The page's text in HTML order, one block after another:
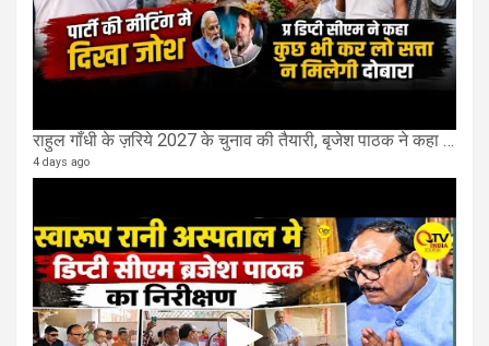
राहुल गाँधी के ज़रिये 2027 के चुनाव की तैयारी, बृजेश पाठक ने कहा चुक चुकी हैं कांग्रेस
4 days ago